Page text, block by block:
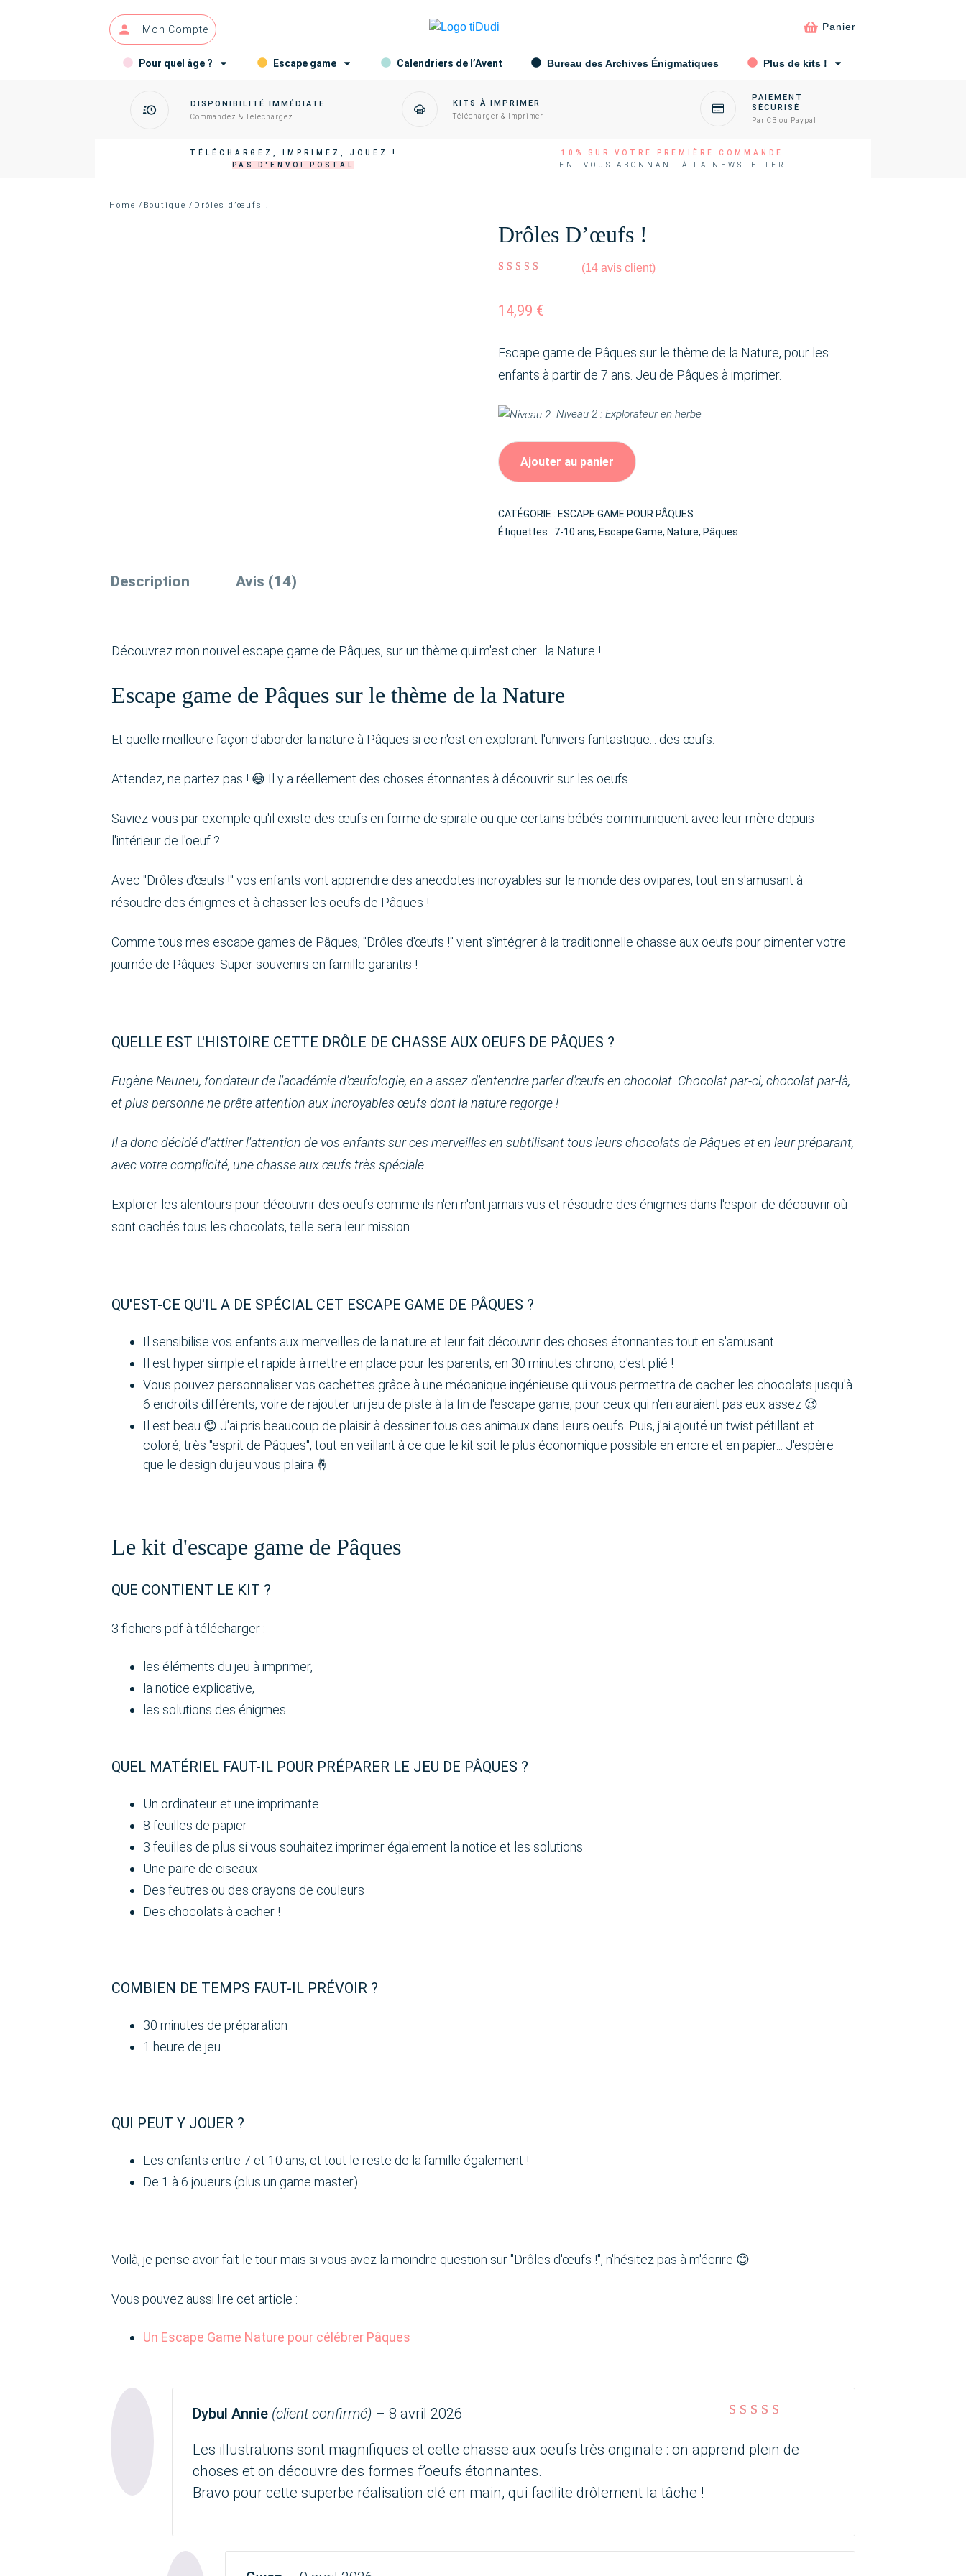
Mon Compte Panier
Pour quel âge ? Escape game Calendriers de l’Avent Bureau des Archives Énigmatiques Plus de kits !
DISPONIBILITÉ IMMÉDIATE
Commandez & Téléchargez
KITS À IMPRIMER
Télécharger & Imprimer
PAIEMENT
SÉCURISÉ
Par CB ou Paypal
TÉLÉCHARGEZ, IMPRIMEZ, JOUEZ !
PAS D'ENVOI POSTAL
10% SUR VOTRE PREMIÈRE COMMANDE
EN VOUS ABONNANT À LA NEWSLETTER
Home / Boutique / Drôles d’œufs !
Drôles D’œufs !
(14avis client)
14,99 €
Escape game de Pâques sur le thème de la Nature, pour les
enfants à partir de 7 ans. Jeu de Pâques à imprimer.
Niveau 2 : Explorateur en herbe
Ajouter au panier
CATÉGORIE : ESCAPE GAME POUR PÂQUES
Étiquettes : 7-10 ans, Escape Game, Nature, Pâques
Description Avis (14)
Découvrez mon nouvel escape game de Pâques, sur un thème qui m'est cher : la Nature !
Escape game de Pâques sur le thème de la Nature
Et quelle meilleure façon d'aborder la nature à Pâques si ce n'est en explorant l'univers fantastique... des œufs.
Attendez, ne partez pas ! 😅 Il y a réellement des choses étonnantes à découvrir sur les oeufs.
Saviez-vous par exemple qu'il existe des œufs en forme de spirale ou que certains bébés communiquent avec leur mère depuis
l'intérieur de l'oeuf ?
Avec "Drôles d'œufs !" vos enfants vont apprendre des anecdotes incroyables sur le monde des ovipares, tout en s'amusant à
résoudre des énigmes et à chasser les oeufs de Pâques !
Comme tous mes escape games de Pâques, "Drôles d'œufs !" vient s'intégrer à la traditionnelle chasse aux oeufs pour pimenter votre
journée de Pâques. Super souvenirs en famille garantis !
QUELLE EST L'HISTOIRE CETTE DRÔLE DE CHASSE AUX OEUFS DE PÂQUES ?
Eugène Neuneu, fondateur de l'académie d'œufologie, en a assez d'entendre parler d'œufs en chocolat. Chocolat par-ci, chocolat par-là,
et plus personne ne prête attention aux incroyables œufs dont la nature regorge !
Il a donc décidé d'attirer l'attention de vos enfants sur ces merveilles en subtilisant tous leurs chocolats de Pâques et en leur préparant,
avec votre complicité, une chasse aux œufs très spéciale...
Explorer les alentours pour découvrir des oeufs comme ils n'en n'ont jamais vus et résoudre des énigmes dans l'espoir de découvrir où
sont cachés tous les chocolats, telle sera leur mission...
QU'EST-CE QU'IL A DE SPÉCIAL CET ESCAPE GAME DE PÂQUES ?
Il sensibilise vos enfants aux merveilles de la nature et leur fait découvrir des choses étonnantes tout en s'amusant.
Il est hyper simple et rapide à mettre en place pour les parents, en 30 minutes chrono, c'est plié !
Vous pouvez personnaliser vos cachettes grâce à une mécanique ingénieuse qui vous permettra de cacher les chocolats jusqu'à
6 endroits différents, voire de rajouter un jeu de piste à la fin de l'escape game, pour ceux qui n'en auraient pas eux assez 😉
Il est beau 😊 J'ai pris beaucoup de plaisir à dessiner tous ces animaux dans leurs oeufs. Puis, j'ai ajouté un twist pétillant et
coloré, très "esprit de Pâques", tout en veillant à ce que le kit soit le plus économique possible en encre et en papier... J'espère
que le design du jeu vous plaira 🤞
Le kit d'escape game de Pâques
QUE CONTIENT LE KIT ?
3 fichiers pdf à télécharger :
les éléments du jeu à imprimer,
la notice explicative,
les solutions des énigmes.
QUEL MATÉRIEL FAUT-IL POUR PRÉPARER LE JEU DE PÂQUES ?
Un ordinateur et une imprimante
8 feuilles de papier
3 feuilles de plus si vous souhaitez imprimer également la notice et les solutions
Une paire de ciseaux
Des feutres ou des crayons de couleurs
Des chocolats à cacher !
COMBIEN DE TEMPS FAUT-IL PRÉVOIR ?
30 minutes de préparation
1 heure de jeu
QUI PEUT Y JOUER ?
Les enfants entre 7 et 10 ans, et tout le reste de la famille également !
De 1 à 6 joueurs (plus un game master)
Voilà, je pense avoir fait le tour mais si vous avez la moindre question sur "Drôles d'œufs !", n'hésitez pas à m'écrire 😊
Vous pouvez aussi lire cet article :
Un Escape Game Nature pour célébrer Pâques
Dybul Annie (client confirmé) – 8 avril 2026
Les illustrations sont magnifiques et cette chasse aux oeufs très originale : on apprend plein de
choses et on découvre des formes f’oeufs étonnantes.
Bravo pour cette superbe réalisation clé en main, qui facilite drôlement la tâche !